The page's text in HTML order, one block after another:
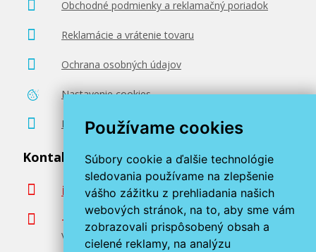
Používame cookies
Súbory cookie a ďalšie technológie
sledovania používame na zlepšenie
vášho zážitku z prehliadania našich
webových stránok, na to, aby sme vám
zobrazovali prispôsobený obsah a
cielené reklamy, na analýzu
Obchodné podmienky a reklamačný poriadok
Reklamácie a vrátenie tovaru
Ochrana osobných údajov
Nastavenie cookies
Poradenstvo zadarmo
Kontaktujte nás
info@miroluk.sk
+420 377 222 313
Volajte v pracovné dni od 8. do 17. hod.